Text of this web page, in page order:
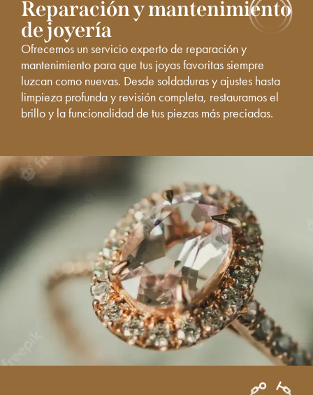
Reparación y mantenimiento
de joyería
Ofrecemos un servicio experto de reparación y
mantenimiento para que tus joyas favoritas siempre
luzcan como nuevas. Desde soldaduras y ajustes hasta
limpieza profunda y revisión completa, restauramos el
brillo y la funcionalidad de tus piezas más preciadas.